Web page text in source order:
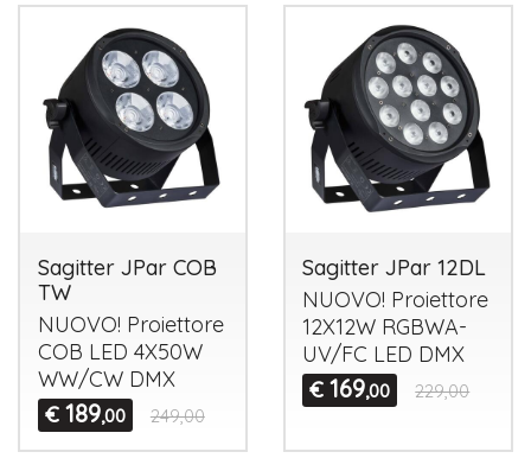
Sagitter JPar COB
TW
NUOVO! Proiettore
COB LED 4X50W
WW/CW DMX
€ 189,00 249,00
Sagitter JPar 12DL
NUOVO! Proiettore
12X12W RGBWA-
UV/FC LED DMX
€ 169,00 229,00